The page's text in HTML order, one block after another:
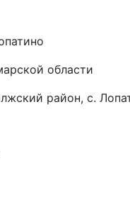
области
район, с.